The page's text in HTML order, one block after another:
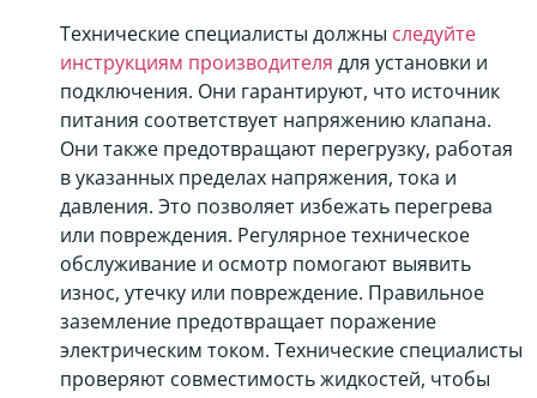
Технические специалисты должны следуйте
инструкциям производителя для установки и
подключения. Они гарантируют, что источник
питания соответствует напряжению клапана.
Они также предотвращают перегрузку, работая
в указанных пределах напряжения, тока и
давления. Это позволяет избежать перегрева
или повреждения. Регулярное техническое
обслуживание и осмотр помогают выявить
износ, утечку или повреждение. Правильное
заземление предотвращает поражение
электрическим током. Технические специалисты
проверяют совместимость жидкостей, чтобы